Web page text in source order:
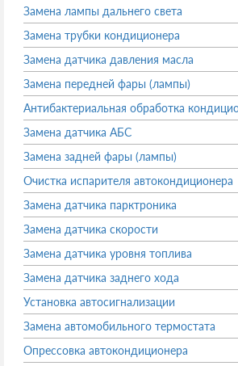
Замена лампы дальнего света
Замена трубки кондиционера
Замена датчика давления масла
Замена передней фары (лампы)
Антибактериальная обработка
Замена датчика АБС
Замена задней фары (лампы)
Очистка испарителя автокондиционера
Замена датчика парктроника
Замена датчика скорости
Замена датчика уровня топлива
Замена датчика заднего хода
Установка автосигнализации
Замена автомобильного термостата
Опрессовка автокондиционера